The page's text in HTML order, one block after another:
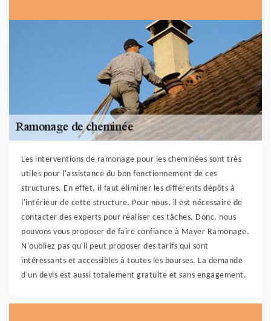
Les interventions de ramonage pour les cheminées sont très
utiles pour l'assistance du bon fonctionnement de ces
structures. En effet, il faut éliminer les différents dépôts à
l'intérieur de cette structure. Pour nous, il est nécessaire de
contacter des experts pour réaliser ces tâches. Donc, nous
pouvons vous proposer de faire confiance à Mayer Ramonage.
N'oubliez pas qu'il peut proposer des tarifs qui sont
intéressants et accessibles à toutes les bourses. La demande
d'un devis est aussi totalement gratuite et sans engagement.